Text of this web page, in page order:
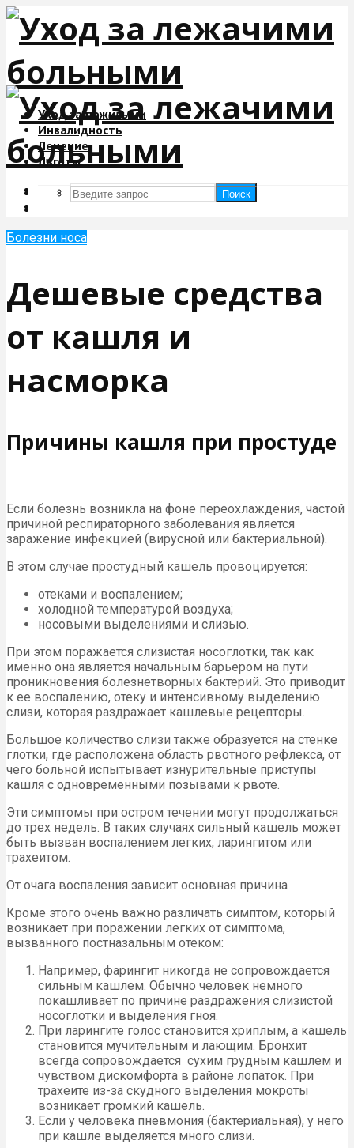
Уход за пожилыми
Инвалидность
Лечение
Льготы
Поиск
Поиск
Болезни носа
Дешевые средства
от кашля и
насморка
Причины кашля при простуде
Если болезнь возникла на фоне переохлаждения, частой
причиной респираторного заболевания является
заражение инфекцией (вирусной или бактериальной).
В этом случае простудный кашель провоцируется:
отеками и воспалением;
холодной температурой воздуха;
носовыми выделениями и слизью.
При этом поражается слизистая носоглотки, так как
именно она является начальным барьером на пути
проникновения болезнетворных бактерий. Это приводит
к ее воспалению, отеку и интенсивному выделению
слизи, которая раздражает кашлевые рецепторы.
Большое количество слизи также образуется на стенке
глотки, где расположена область рвотного рефлекса, от
чего больной испытывает изнурительные приступы
кашля с одновременными позывами к рвоте.
Эти симптомы при остром течении могут продолжаться
до трех недель. В таких случаях сильный кашель может
быть вызван воспалением легких, ларингитом или
трахеитом.
От очага воспаления зависит основная причина
Кроме этого очень важно различать симптом, который
возникает при поражении легких от симптома,
вызванного постназальным отеком:
Например, фарингит никогда не сопровождается
сильным кашлем. Обычно человек немного
покашливает по причине раздражения слизистой
носоглотки и выделения гноя.
При ларингите голос становится хриплым, а кашель
становится мучительным и лающим. Бронхит
всегда сопровождается сухим грудным кашлем и
чувством дискомфорта в районе лопаток. При
трахеите из-за скудного выделения мокроты
возникает громкий кашель.
Если у человека пневмония (бактериальная), у него
при кашле выделяется много слизи.